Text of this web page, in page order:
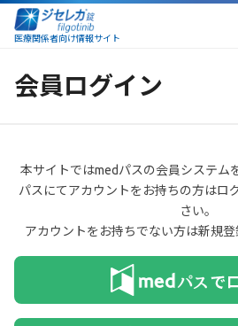
医療関係者向け情報サイト
会員ログイン
本サイトではmedパスの会員システム
パスにてアカウントをお持ちの方はロ
さい。
アカウントをお持ちでない方は新規登